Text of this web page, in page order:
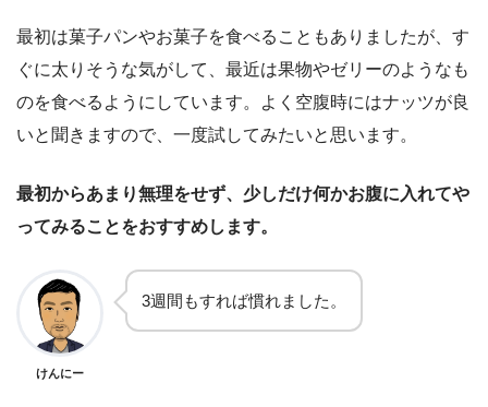
最初は菓子パンやお菓子を食べることもありましたが、す
ぐに太りそうな気がして、最近は果物やゼリーのようなも
のを食べるようにしています。よく空腹時にはナッツが良
いと聞きますので、一度試してみたいと思います。
最初からあまり無理をせず、少しだけ何かお腹に入れてや
ってみることをおすすめします。
けんにー
3週間もすれば慣れました。